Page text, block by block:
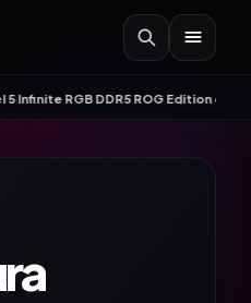
oferuje taktowanie do 8600 MT/s